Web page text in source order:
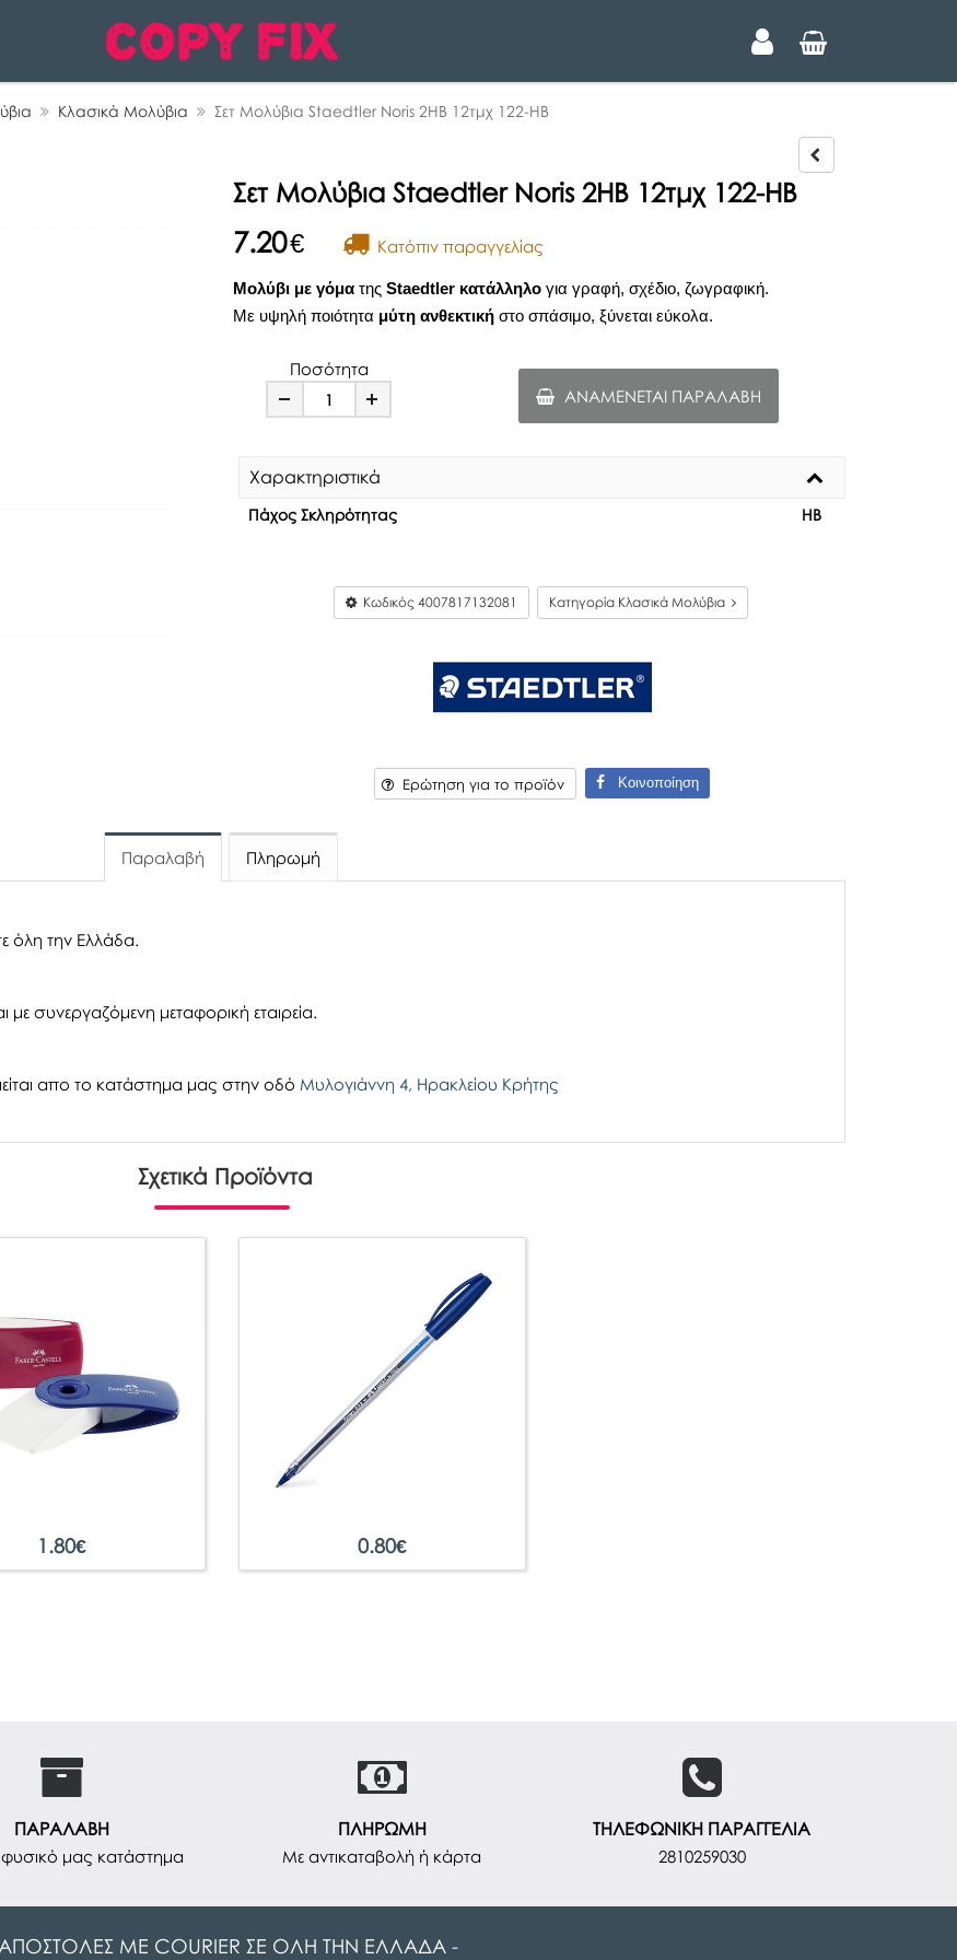
Κλασικά Μολύβια Σετ Μολύβια Staedtler Noris 2HB 12τμχ 122-ΗΒ
P
r
Σετ Μολύβια Staedtler Noris 2HB 12τμχ 122-ΗΒ
7.20€ Kατόπιν παραγγελίας
Μολύβι με γόμα της Staedtler κατάλληλο για γραφή, σχέδιο, ζωγραφική.
Με υψηλή ποιότητα μύτη ανθεκτική στο σπάσιμο, ξύνεται εύκολα.
Ποσότητα
Plus
ΑΝΑΜΈΝΕΤΑΙ ΠΑΡΑΛΑΒΉ
Χαρακτηριστικά
Πάχος Σκληρότητας HB
Κωδικός 4007817132081 Κατηγορία Κλασικά Μολύβια
Ερώτηση για το προϊόν Κοινοποίηση
Παραλαβή Πληρωμή
όλη την Ελλάδα.
συνεργαζόμενη μεταφορική εταιρεία.
απο το κατάστημα μας στην οδό Μυλογιάννη 4, Ηρακλείου Κρήτης
Σχετικά Προϊόντα
1.80€ 0.80€
ΠΑΡΑΛΑΒΗ
μας κατάστημα
ΠΛΗΡΩΜΗ
Με αντικαταβολή ή κάρτα
ΤΗΛΕΦΩΝΙΚΗ ΠΑΡΑΓΓΕΛΙΑ
2810259030
ΜΕ COURIER ΣΕ ΟΛΗ ΤΗΝ ΕΛΛΑΔΑ -